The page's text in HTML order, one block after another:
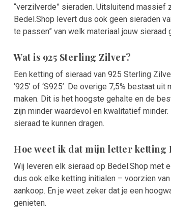
“verzilverde” sieraden. Uitsluitend massief
Bedel.Shop levert dus ook geen sieraden
te passen” van welk materiaal jouw
Wat is 925 Sterling Zilver?
Een ketting of sieraad van 925 Sterling
‘925’ of ‘S925’. De overige 7,5% bestaat
maken. Dit is het hoogste gehalte en de
zijn minder waardevol en kwalitatief minder.
sieraad te kunnen dragen.
Hoe weet ik dat mijn letter ketting
Wij leveren elk sieraad op Bedel.Shop met
dus ook elke ketting initialen – voorzien
aankoop. En je weet zeker dat je een
genieten.